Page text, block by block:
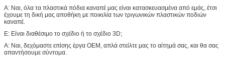
Α: Ναι, όλα τα πλαστικά πόδια καναπέ μας είναι κατασκευασμένα από εμάς, έτσι
έχουμε τη δική μας αποθήκη με ποικιλία των τριγωνικών πλαστικών ποδιών
καναπέ.
Ε: Είναι διαθέσιμο το σχέδιο ή το σχέδιο 3D;
Α: Ναι, δεχόμαστε επίσης έργα OEM, απλά στείλτε μας το αίτημά σας, και θα σας
απαντήσουμε σύντομα.